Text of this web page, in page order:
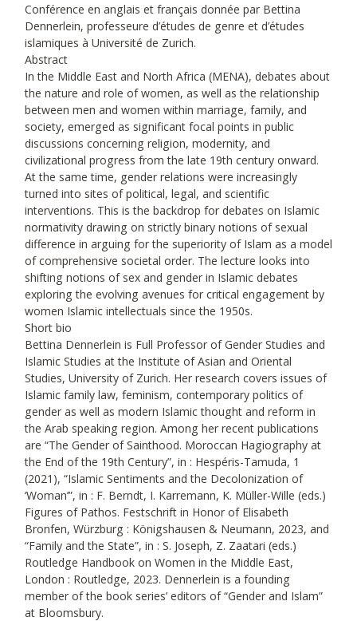
Conférence en anglais et français donnée par Bettina
Dennerlein, professeure d’études de genre et d’études
islamiques à Université de Zurich.
Abstract
In the Middle East and North Africa (MENA), debates about
the nature and role of women, as well as the relationship
between men and women within marriage, family, and
society, emerged as significant focal points in public
discussions concerning religion, modernity, and
civilizational progress from the late 19th century onward.
At the same time, gender relations were increasingly
turned into sites of political, legal, and scientific
interventions. This is the backdrop for debates on Islamic
normativity drawing on strictly binary notions of sexual
difference in arguing for the superiority of Islam as a model
of comprehensive societal order. The lecture looks into
shifting notions of sex and gender in Islamic debates
exploring the evolving avenues for critical engagement by
women Islamic intellectuals since the 1950s.
Short bio
Bettina Dennerlein is Full Professor of Gender Studies and
Islamic Studies at the Institute of Asian and Oriental
Studies, University of Zurich. Her research covers issues of
Islamic family law, feminism, contemporary politics of
gender as well as modern Islamic thought and reform in
the Arab speaking region. Among her recent publications
are “The Gender of Sainthood. Moroccan Hagiography at
the End of the 19th Century”, in : Hespéris-Tamuda, 1
(2021), “Islamic Sentiments and the Decolonization of
‘Woman’”, in : F. Berndt, I. Karremann, K. Müller-Wille (eds.)
Figures of Pathos. Festschrift in Honor of Elisabeth
Bronfen, Würzburg : Königshausen & Neumann, 2023, and
“Family and the State”, in : S. Joseph, Z. Zaatari (eds.)
Routledge Handbook on Women in the Middle East,
London : Routledge, 2023. Dennerlein is a founding
member of the book series’ editors of “Gender and Islam”
at Bloomsbury.